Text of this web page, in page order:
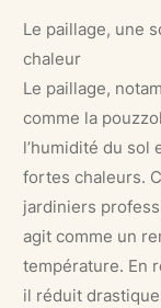
Le paillage, une
chaleur
Le paillage,
comme la
l’humidité du sol
fortes chaleurs.
jardiniers
agit comme un
température. En
il réduit